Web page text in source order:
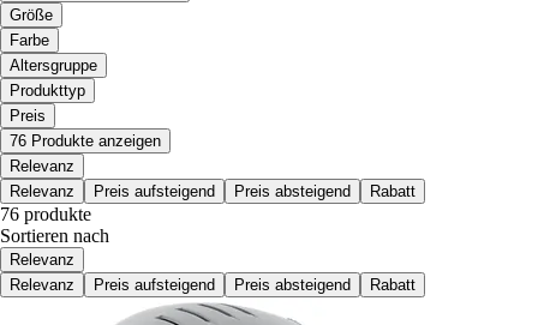
Größe
Farbe
Altersgruppe
Produkttyp
Preis
76 Produkte anzeigen
Relevanz
Relevanz
Preis aufsteigend Preis absteigend Rabatt
76 produkte
Sortieren nach
Relevanz
Relevanz
Preis aufsteigend Preis absteigend Rabatt